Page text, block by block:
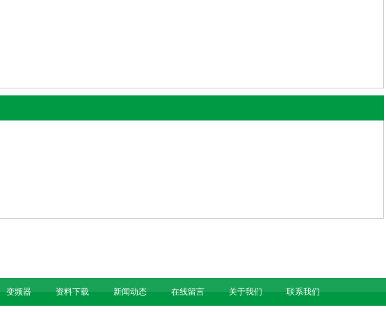
变频器 资料下载 新闻动态 在线留言 关于我们 联系我们